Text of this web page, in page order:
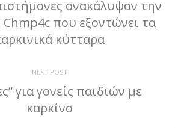
ανακάλυψαν την
που εξοντώνει τα
κύτταρα
NEXT POST
για γονείς παιδιών με
καρκίνο